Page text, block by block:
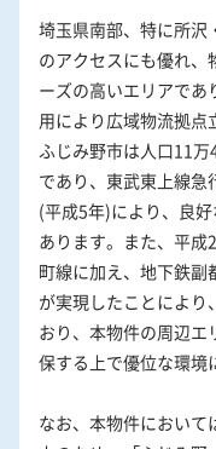
埼玉県南部、特に所沢
のアクセスにも優れ、
ーズの高いエリアで
用により広域物流拠点
ふじみ野市は人口11
であり、東武東上線急
(平成5年)により、良
あります。また、平
町線に加え、地下鉄
が実現したことにより
おり、本物件の周辺
保する上で優位な環境
なお、本物件において